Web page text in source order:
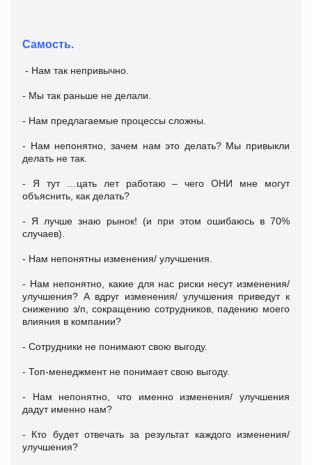
Самость.
- Нам так непривычно.
- Мы так раньше не делали.
- Нам предлагаемые процессы сложны.
- Нам непонятно, зачем нам это делать? Мы привыкли
делать не так.
- Я тут …цать лет работаю – чего ОНИ мне могут
объяснить, как делать?
- Я лучше знаю рынок! (и при этом ошибаюсь в 70%
случаев).
- Нам непонятны изменения/ улучшения.
- Нам непонятно, какие для нас риски несут изменения/
улучшения? А вдруг изменения/ улучшения приведут к
снижению з/п, сокращению сотрудников, падению моего
влияния в компании?
- Сотрудники не понимают свою выгоду.
- Топ-менеджмент не понимает свою выгоду.
- Нам непонятно, что именно изменения/ улучшения
дадут именно нам?
- Кто будет отвечать за результат каждого изменения/
улучшения?